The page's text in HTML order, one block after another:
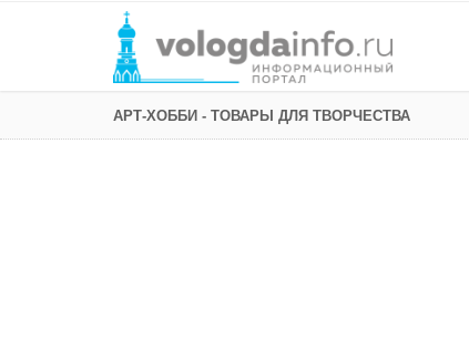
АРТ-ХОББИ - ТОВАРЫ ДЛЯ ТВОРЧЕСТВА